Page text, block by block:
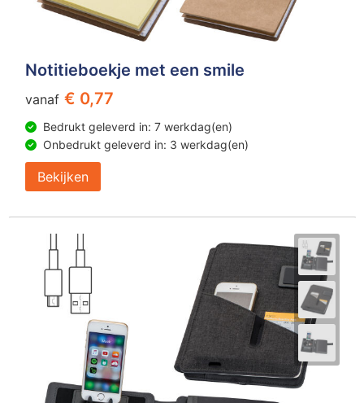
Notitieboekje met een smile
vanaf € 0,77
Bedrukt geleverd in: 7 werkdag(en)
Onbedrukt geleverd in: 3 werkdag(en)
Bekijken